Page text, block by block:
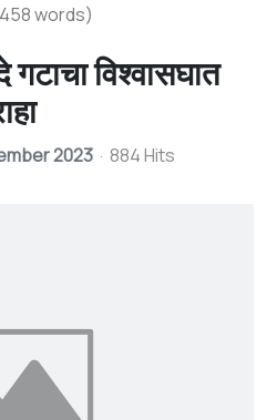
words)
विश्वासघात
2023 884 Hits